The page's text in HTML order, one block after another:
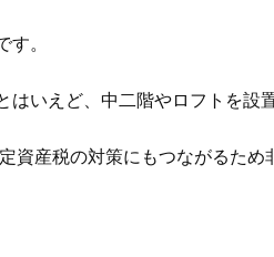
。
いえど、中二階やロフトを設
産税の対策にもつながるため